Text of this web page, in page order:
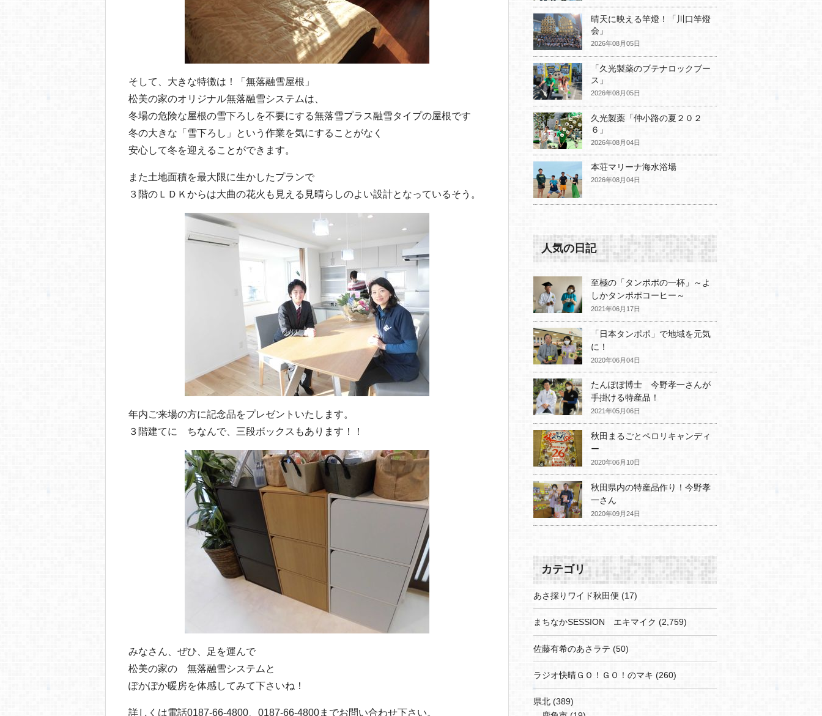
そして、大きな特徴は！「無落融雪屋根」
松美の家のオリジナル無落融雪システムは、
冬場の危険な屋根の雪下ろしを不要にする無落雪プラス融雪タイプの屋根です
冬の大きな「雪下ろし」という作業を気にすることがなく
安心して冬を迎えることができます。
また土地面積を最大限に生かしたプランで
３階のＬＤＫからは大曲の花火も見える見晴らしのよい設計となっているそう。
年内ご来場の方に記念品をプレゼントいたします。
３階建てに ちなんで、三段ボックスもあります！！
みなさん、ぜひ、足を運んで
松美の家の 無落融雪システムと
ぽかぽか暖房を体感してみて下さいね！
詳しくは電話0187-66-4800、0187-66-4800までお問い合わせ下さい。
晴天に映える竿燈！「川口竿燈
会」
2026年08月05日
「久光製薬のブテナロックブー
ス」
2026年08月05日
久光製薬「仲小路の夏２０２
６」
2026年08月04日
本荘マリーナ海水浴場
2026年08月04日
人気の日記
至極の「タンポポの一杯」～よ
しかタンポポコーヒー～
2021年06月17日
「日本タンポポ」で地域を元気
に！
2020年06月04日
たんぽぽ博士 今野孝一さんが
手掛ける特産品！
2021年05月06日
秋田まるごとペロリキャンディ
ー
2020年06月10日
秋田県内の特産品作り！今野孝
一さん
2020年09月24日
カテゴリ
あさ採りワイド秋田便 (17)
まちなかSESSION エキマイク (2,759)
佐藤有希のあさラテ (50)
ラジオ快晴ＧＯ！ＧＯ！のマキ (260)
県北 (389)